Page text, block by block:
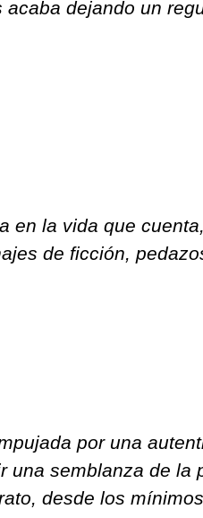
dejando un
la vida que
de ficción,
por una
semblanza de
desde los